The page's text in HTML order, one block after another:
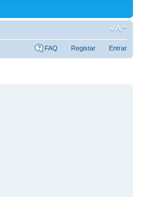
FAQ Registar Entrar